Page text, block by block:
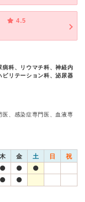
4.5
病科、リウマチ科、神経内
リテーション科、泌尿器
、感染症専門医、血液専
木 金 土 日 祝